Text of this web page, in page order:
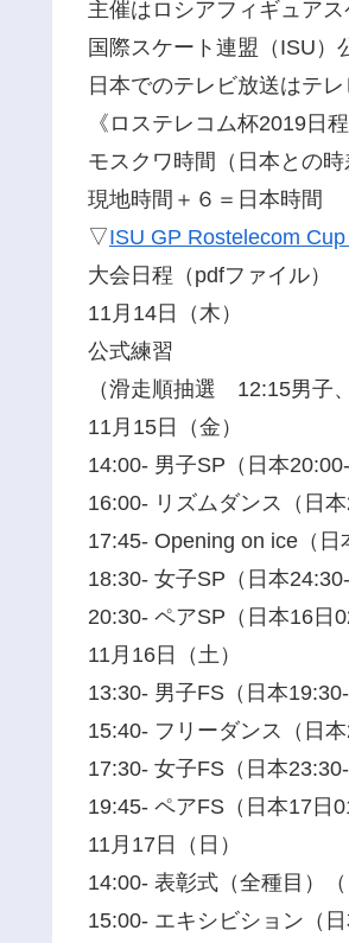
主催はロシアフィギュア
国際スケート連盟（ISU）
日本でのテレビ放送はテレ
《ロステレコム杯2019日
モスクワ時間（日本との時
現地時間＋６＝日本時間
▽ISU GP Rostelecom
大会日程（pdfファイル）
11月14日（木）
公式練習
（滑走順抽選 12:15男子
11月15日（金）
14:00- 男子SP（日本20:00-
16:00- リズムダンス（日本
17:45- Opening on ice（日
18:30- 女子SP（日本24:30-
20:30- ペアSP（日本16日
11月16日（土）
13:30- 男子FS（日本19:30-
15:40- フリーダンス（日本
17:30- 女子FS（日本23:30-
19:45- ペアFS（日本17日
11月17日（日）
14:00- 表彰式（全種目）（
15:00- エキシビション（日